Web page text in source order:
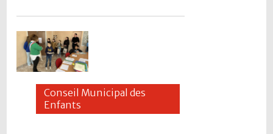
Conseil Municipal des
Enfants